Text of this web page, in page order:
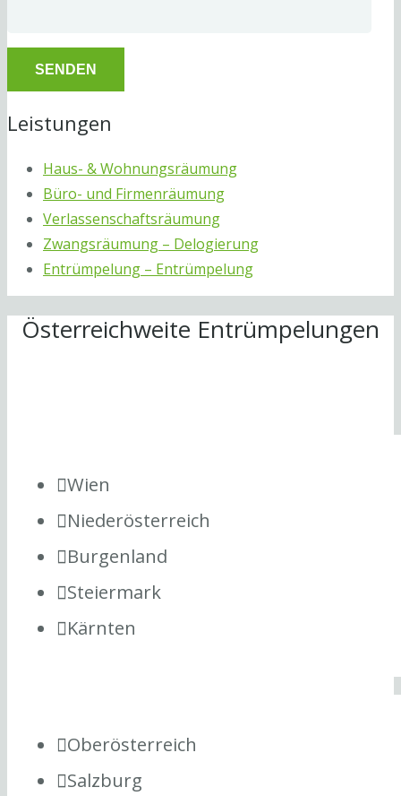
Leistungen
Haus- & Wohnungsräumung
Büro- und Firmenräumung
Verlassenschaftsräumung
Zwangsräumung – Delogierung
Entrümpelung – Entrümpelung
Österreichweite Entrümpelungen
Wien
Niederösterreich
Burgenland
Steiermark
Kärnten
Oberösterreich
Salzburg